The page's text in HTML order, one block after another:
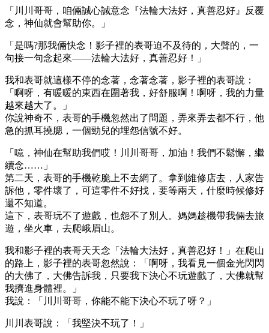
「川川哥哥，咱倆誠心誠意念『法輪大法好，真善忍好』反覆
念，神仙就會幫助你。」
「是嗎?那我倆快念！影子裡的表哥迫不及待的，大聲的，一
句接一句念起來——法輪大法好，真善忍好！」
我和表哥就這樣不停的念著，念著念著，影子裡的表哥說：
「啊呀，有暖暖的東西在圍著我，好舒服啊！啊呀，我的力量
越來越大了。」
你說神奇不，表哥的手機忽然出了問題，弄來弄去都不行，他
急的抓耳撓腮，一個勁兒的埋怨信號不好。
「噫，神仙在幫助我們哎！川川哥哥，加油！我們不鬆懈，繼
續念……」
第二天，表哥的手機乾脆上不去網了。拿到維修店去，人家告
訴他，零件壞了，可這零件不好找，要等兩天，什麼時候修好
還不知道。
這下，表哥玩不了遊戲，也怨不了別人。媽媽趁機帶我倆去旅
遊，坐火車，去爬峨眉山。
我和影子裡的表哥天天念「法輪大法好，真善忍好！」在爬山
的路上，影子裡的表哥忽然說：「啊呀，我看見一個金光閃閃
的大佛了，大佛告訴我，只要我下決心不玩遊戲了，大佛就幫
我擠進身體裡。」
我說：「川川哥哥，你能不能下決心不玩了呀？」
川川表哥說：「我堅決不玩了！」